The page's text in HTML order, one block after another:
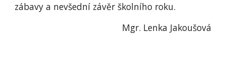
zábavy a nevšední závěr školního roku.
Mgr. Lenka Jakoušová